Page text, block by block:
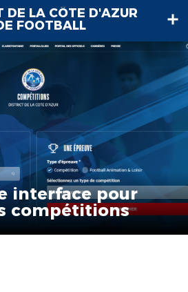
DE LA CÔTE D'AZUR
FOOTBALL
interface pour
compétitions